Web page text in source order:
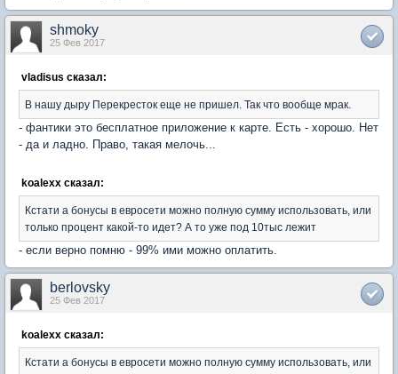
shmoky
25 Фев 2017
vladisus сказал:
В нашу дыру Перекресток еще не пришел. Так что вообще мрак.
- фантики это бесплатное приложение к карте. Есть - хорошо. Нет
- да и ладно. Право, такая мелочь...
koalexx сказал:
Кстати а бонусы в евросети можно полную сумму использовать, или
только процент какой-то идет? А то уже под 10тыс лежит
- если верно помню - 99% ими можно оплатить.
berlovsky
25 Фев 2017
koalexx сказал:
Кстати а бонусы в евросети можно полную сумму использовать, или